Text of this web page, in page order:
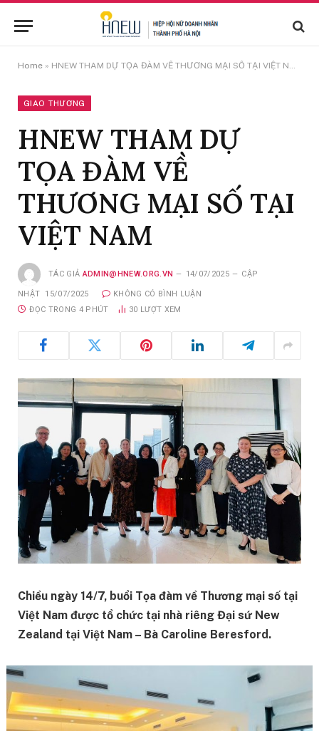
Home » HNEW THAM DỰ TỌA ĐÀM VỀ THƯƠNG MẠI SỐ TẠI VIỆT NAM
GIAO THƯƠNG
HNEW THAM DỰ
TỌA ĐÀM VỀ
THƯƠNG MẠI SỐ TẠI
VIỆT NAM
TÁC GIẢ ADMIN@HNEW.ORG.VN 14/07/2025 CẬP
NHẬT 15/07/2025
KHÔNG CÓ BÌNH LUẬN
ĐỌC TRONG 4 PHÚT
30 LƯỢT XEM
Chiều ngày 14/7, buổi Tọa đàm về Thương mại số tại
Việt Nam được tổ chức tại nhà riêng Đại sứ New
Zealand tại Việt Nam – Bà Caroline Beresford.